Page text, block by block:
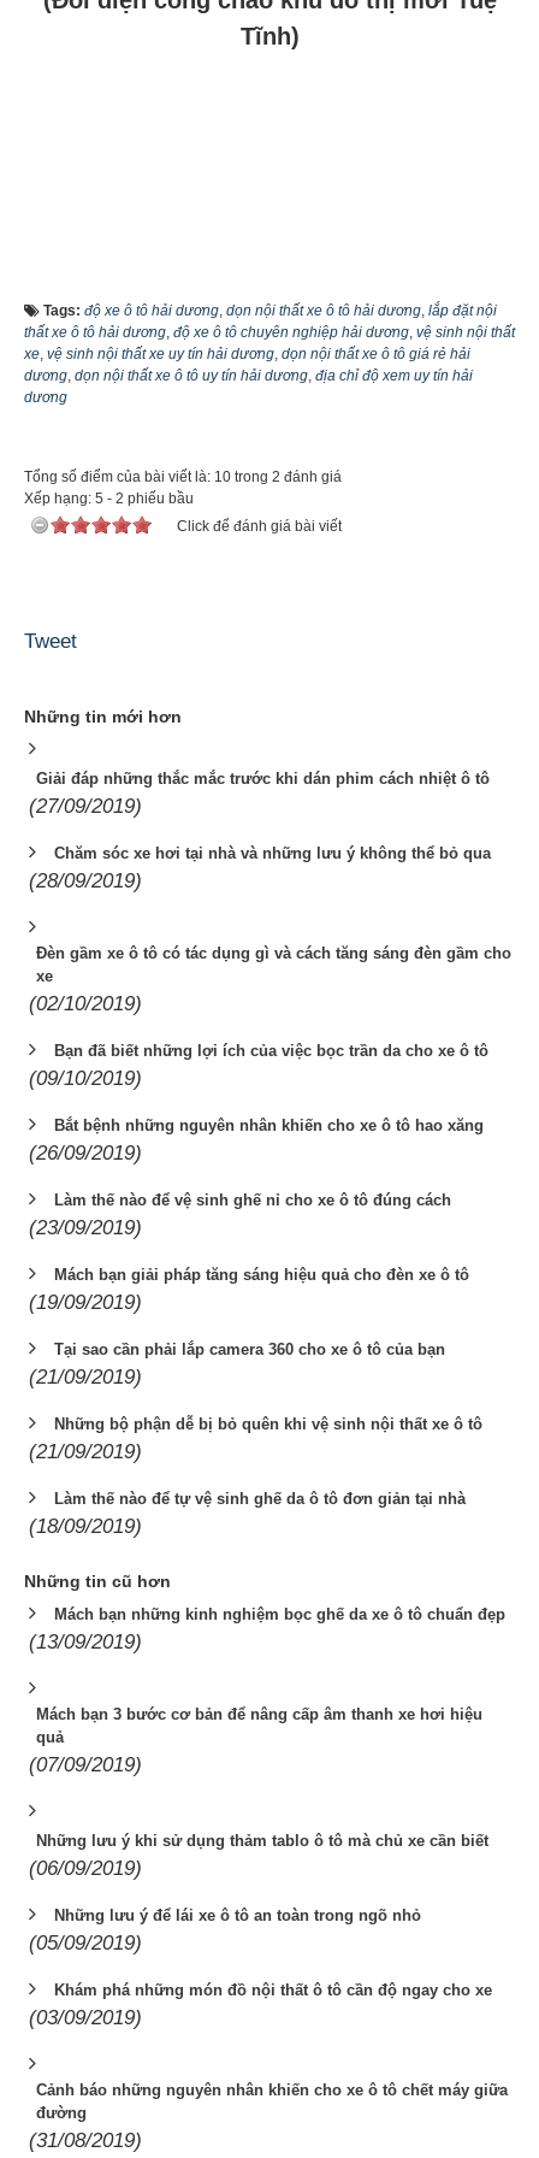
Tĩnh)
Tags: độ xe ô tô hải dương dọn nội thất xe ô tô hải dương lắp đặt nội
thất xe ô tô hải dương độ xe ô tô chuyên nghiệp hải dương vệ sinh nội thất
xe vệ sinh nội thất xe uy tín hải dương dọn nội thất xe ô tô giá rẻ hải
dương dọn nội thất xe ô tô uy tín hải dương địa chỉ độ xem uy tín hải
dương
Tổng số điểm của bài viết là: 10 trong 2 đánh giá
Xếp hạng: 5 - 2 phiếu bầu
Click để đánh giá bài viết
Tweet
Những tin mới hơn
Giải đáp những thắc mắc trước khi dán phim cách nhiệt ô tô
(27/09/2019)
Chăm sóc xe hơi tại nhà và những lưu ý không thể bỏ qua
(28/09/2019)
Đèn gầm xe ô tô có tác dụng gì và cách tăng sáng đèn gầm cho
xe
(02/10/2019)
Bạn đã biết những lợi ích của việc bọc trần da cho xe ô tô
(09/10/2019)
Bắt bệnh những nguyên nhân khiến cho xe ô tô hao xăng
(26/09/2019)
Làm thế nào để vệ sinh ghế nỉ cho xe ô tô đúng cách
(23/09/2019)
Mách bạn giải pháp tăng sáng hiệu quả cho đèn xe ô tô
(19/09/2019)
Tại sao cần phải lắp camera 360 cho xe ô tô của bạn
(21/09/2019)
Những bộ phận dễ bị bỏ quên khi vệ sinh nội thất xe ô tô
(21/09/2019)
Làm thế nào để tự vệ sinh ghế da ô tô đơn giản tại nhà
(18/09/2019)
Những tin cũ hơn
Mách bạn những kinh nghiệm bọc ghế da xe ô tô chuẩn đẹp
(13/09/2019)
Mách bạn 3 bước cơ bản để nâng cấp âm thanh xe hơi hiệu
quả
(07/09/2019)
Những lưu ý khi sử dụng thảm tablo ô tô mà chủ xe cần biết
(06/09/2019)
Những lưu ý để lái xe ô tô an toàn trong ngõ nhỏ
(05/09/2019)
Khám phá những món đồ nội thất ô tô cần độ ngay cho xe
(03/09/2019)
Cảnh báo những nguyên nhân khiến cho xe ô tô chết máy giữa
đường
(31/08/2019)